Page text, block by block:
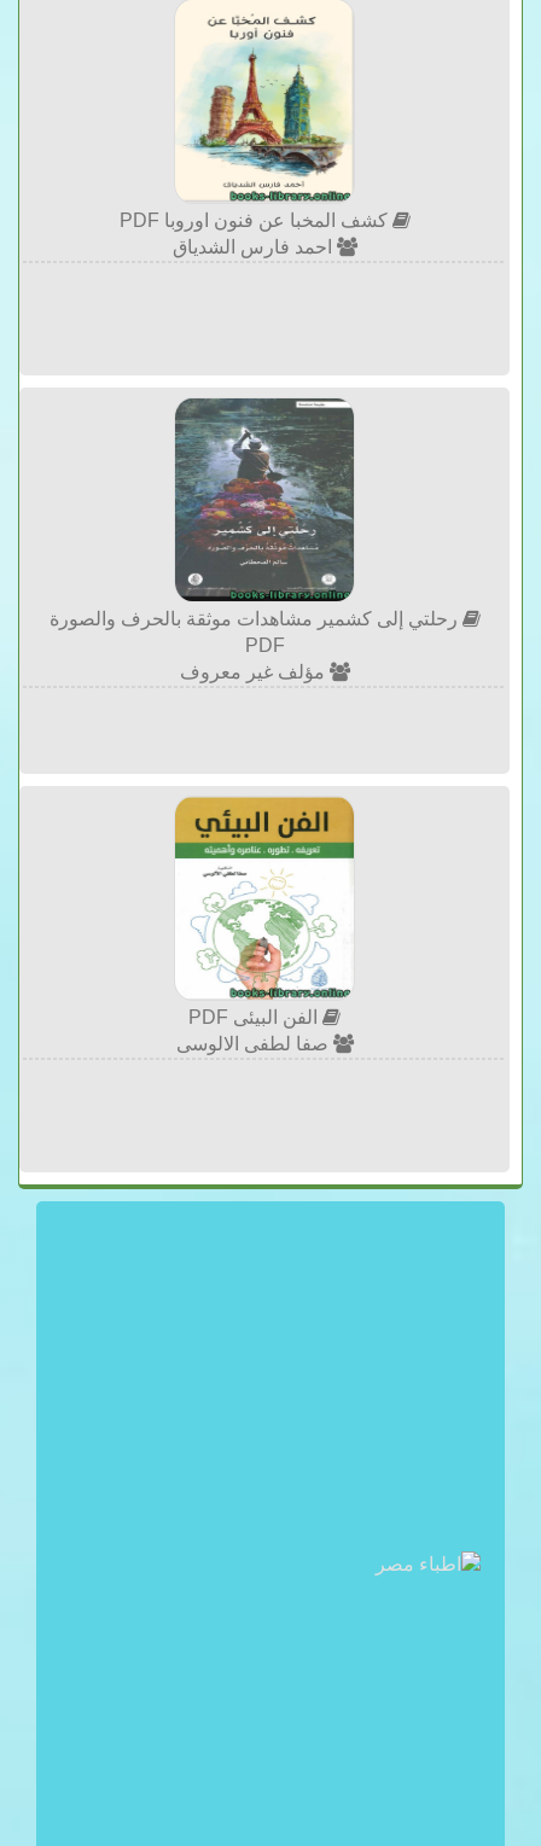
كشف المخبا عن فنون اوروبا PDF
احمد فارس الشدياق
رحلتي إلى كشمير مشاهدات موثقة بالحرف والصورة
PDF
مؤلف غير معروف
الفن البيئى PDF
صفا لطفى الالوسى